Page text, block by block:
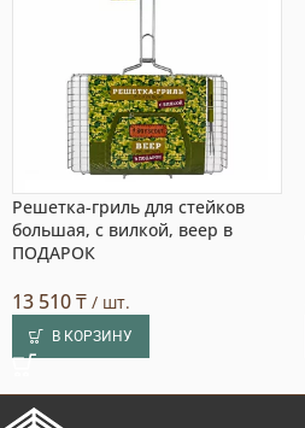
Решетка-гриль для стейков
большая, с вилкой, веер в
ПОДАРОК
13 510₸ / шт.
В КОРЗИНУ